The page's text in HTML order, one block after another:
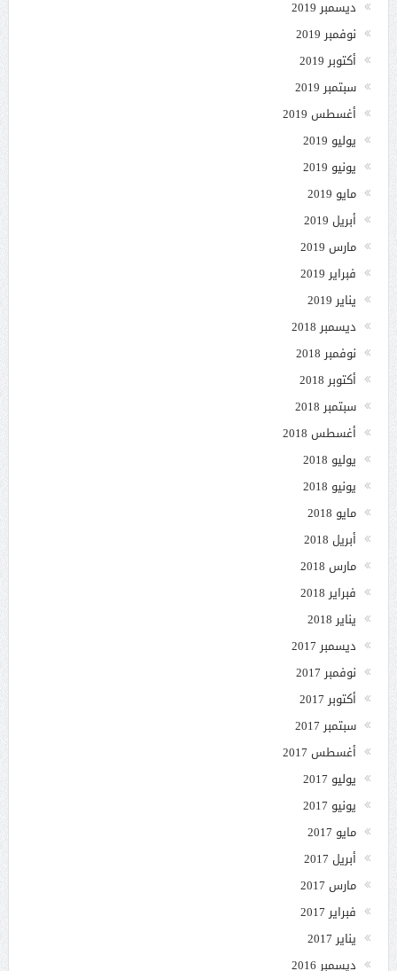
ديسمبر 2019
نوفمبر 2019
أكتوبر 2019
سبتمبر 2019
أغسطس 2019
يوليو 2019
يونيو 2019
مايو 2019
أبريل 2019
مارس 2019
فبراير 2019
يناير 2019
ديسمبر 2018
نوفمبر 2018
أكتوبر 2018
سبتمبر 2018
أغسطس 2018
يوليو 2018
يونيو 2018
مايو 2018
أبريل 2018
مارس 2018
فبراير 2018
يناير 2018
ديسمبر 2017
نوفمبر 2017
أكتوبر 2017
سبتمبر 2017
أغسطس 2017
يوليو 2017
يونيو 2017
مايو 2017
أبريل 2017
مارس 2017
فبراير 2017
يناير 2017
ديسمبر 2016